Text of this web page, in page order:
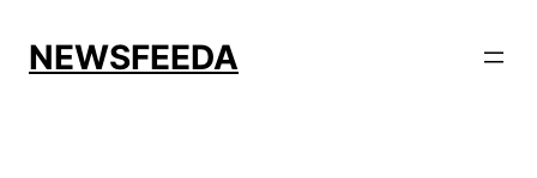
content
NEWSFEEDA